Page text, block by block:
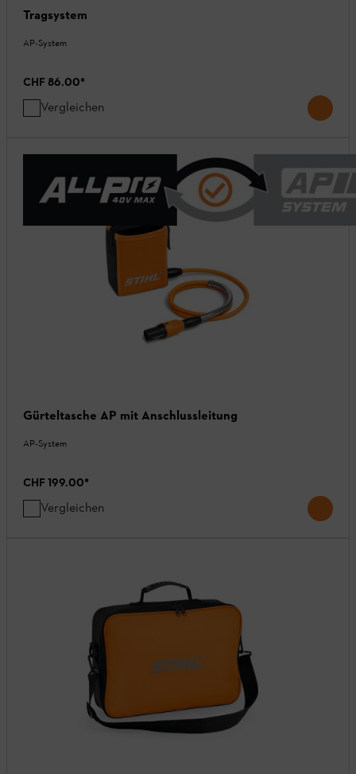
Tragsystem
AP-System
CHF 86.00*
Vergleichen
Gürteltasche AP mit Anschlussleitung
AP-System
CHF 199.00*
Vergleichen